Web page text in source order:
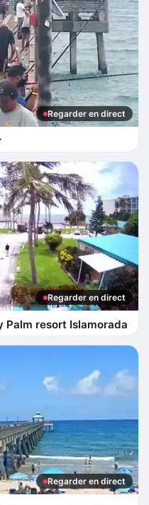
Regarder en direct
Regarder en direct
Palm resort Islamorada
Regarder en direct